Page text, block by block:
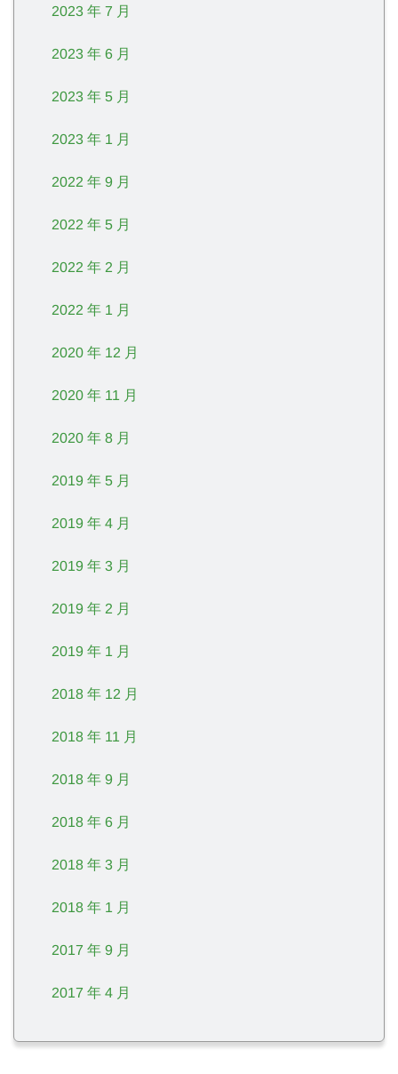
2023 年 7 月
2023 年 6 月
2023 年 5 月
2023 年 1 月
2022 年 9 月
2022 年 5 月
2022 年 2 月
2022 年 1 月
2020 年 12 月
2020 年 11 月
2020 年 8 月
2019 年 5 月
2019 年 4 月
2019 年 3 月
2019 年 2 月
2019 年 1 月
2018 年 12 月
2018 年 11 月
2018 年 9 月
2018 年 6 月
2018 年 3 月
2018 年 1 月
2017 年 9 月
2017 年 4 月